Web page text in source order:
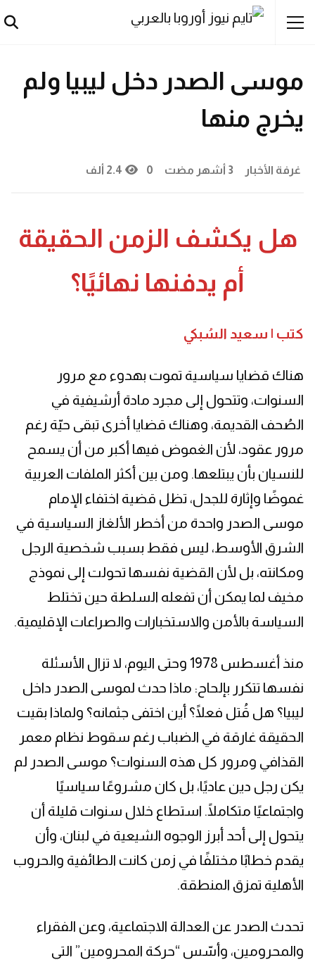
موسى الصدر دخل ليبيا ولم
يخرج منها
غرفة الأخبار 3 أشهر مضت 0 2.4 ألف
هل يكشف الزمن الحقيقة
أم يدفنها نهائيًا؟
كتب | سعيد السُبكي
هناك قضايا سياسية تموت بهدوء مع مرور
السنوات، وتتحول إلى مجرد مادة أرشيفية في
الصُحف القديمة، وهناك قضايا أخرى تبقى حيّة رغم
مرور عقود، لأن الغموض فيها أكبر من أن يسمح
للنسيان بأن يبتلعها. ومن بين أكثر الملفات العربية
غموضًا وإثارة للجدل، تظل قضية اختفاء الإمام
موسى الصدر واحدة من أخطر الألغاز السياسية في
الشرق الأوسط، ليس فقط بسبب شخصية الرجل
ومكانته، بل لأن القضية نفسها تحولت إلى نموذج
مخيف لما يمكن أن تفعله السلطة حين تختلط
السياسة بالأمن والاستخبارات والصراعات الإقليمية.
منذ أغسطس 1978 وحتى اليوم، لا تزال الأسئلة
نفسها تتكرر بإلحاح: ماذا حدث لموسى الصدر داخل
ليبيا؟ هل قُتل فعلًا؟ أين اختفى جثمانه؟ ولماذا بقيت
الحقيقة غارقة في الضباب رغم سقوط نظام معمر
القذافي ومرور كل هذه السنوات؟ موسى الصدر لم
يكن رجل دين عاديًا، بل كان مشروعًا سياسيًا
واجتماعيًا متكاملًا. استطاع خلال سنوات قليلة أن
يتحول إلى أحد أبرز الوجوه الشيعية في لبنان، وأن
يقدم خطابًا مختلفًا في زمن كانت الطائفية والحروب
الأهلية تمزق المنطقة.
تحدث الصدر عن العدالة الاجتماعية، وعن الفقراء
والمحرومين، وأسّس “حركة المحرومين” التي